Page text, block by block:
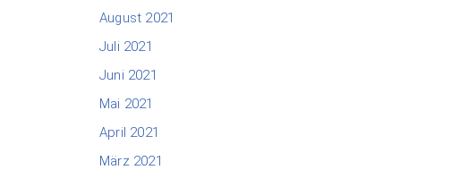
August 2021
Juli 2021
Juni 2021
Mai 2021
April 2021
März 2021